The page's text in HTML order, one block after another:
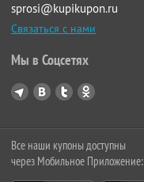
sprosi@kupikupon.ru
Связаться с нами
Мы в Соцсетях
Все наши купоны доступны
через Мобильное Приложение: